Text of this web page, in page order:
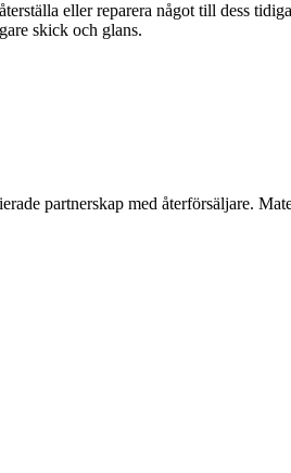
eller reparera något till dess
skick och glans.
partnerskap med återförsäljare.